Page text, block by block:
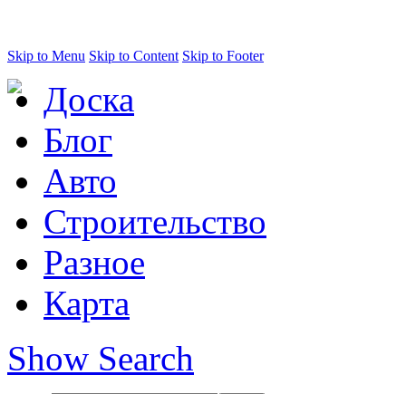
Skip to Menu Skip to Content Skip to Footer
Доска
Блог
Авто
Строительство
Разное
Карта
Show Search